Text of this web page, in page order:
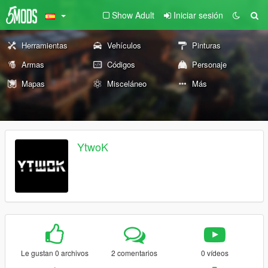
Show Adult Iniciar sesión
Herramientas Vehículos
Pinturas
Armas
Códigos
Personaje
Mapas
Misceláneo Más
YtwoK
Le gustan 0 archivos 2 comentarios 0 vídeos